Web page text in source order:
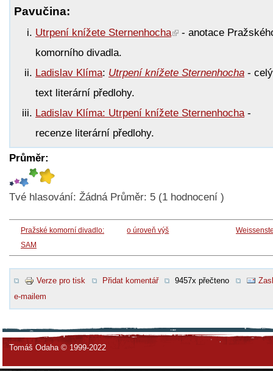
Pavučina:
Utrpení knížete Sternenhocha
- anotace
komorního divadla.
Ladislav Klíma: Utrpení knížete Sternenhocha - celý
text literární předlohy.
Ladislav Klíma: Utrpení knížete Sternenhocha -
recenze literární předlohy.
Průměr:
Tvé hlasování: Žádná Průměr: 5 (1 hodnocení )
Pražské komorní divadlo:
SAM
o úroveň výš
Verze pro tisk Přidat komentář 9457x přečteno
e-mailem
Tomáš Odaha © 1999-2022